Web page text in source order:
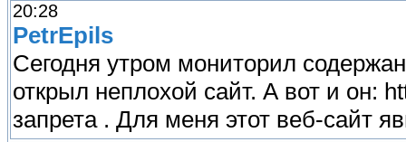
20:28
PetrEpils
Сегодня утром мониторил
открыл неплохой сайт. А вот и он:
запрета . Для меня этот веб-сайт